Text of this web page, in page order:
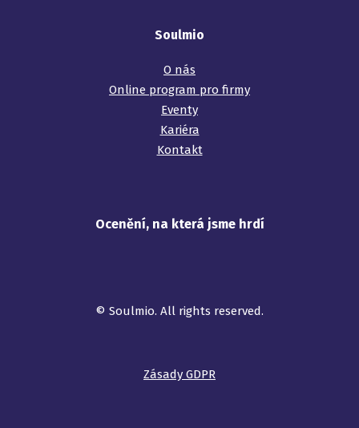
Soulmio
O nás
Online program pro firmy
Eventy
Kariéra
Kontakt
Ocenění, na která jsme hrdí
©️ Soulmio. All rights reserved.
Zásady GDPR